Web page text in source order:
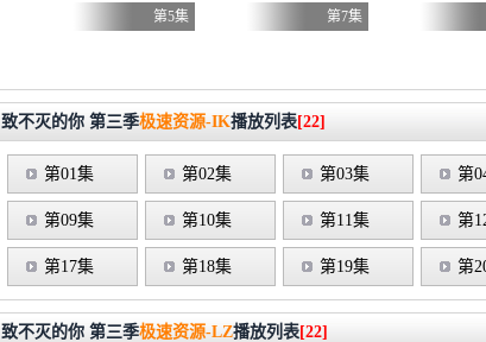
第5集 第7集
致不灭的你 第三季极速资源-IK播放列表[22]
第01集 第02集 第03集 第
第09集 第10集 第11集 第
第17集 第18集 第19集 第
致不灭的你 第三季极速资源-LZ播放列表[22]